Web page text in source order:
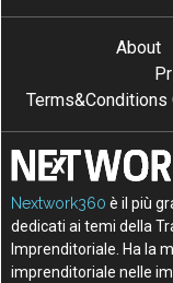
About
Nextwork360 è il più
dedicati ai temi della
Imprenditoriale. Ha la
imprenditoriale nelle